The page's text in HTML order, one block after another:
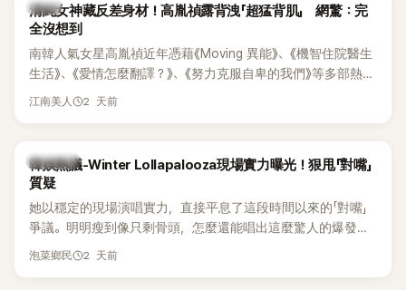
韓星
清純女神藏反差身材！高胤禎露背洩「超猛背肌」 網驚：完
全沒想到
南韓人氣女星高胤禎近年憑藉《Moving 異能》、《機智住院醫生
生活》、《愛情怎麼翻譯？》、《努力克服自卑的我們》等多部熱門
作品，躍升為韓劇新一代女神代表，不僅演技備受肯定，精緻
細身材下的超狂背肌與肩膀線條，反差感十足，讓不少網友看
傻直呼：「原來她身材這麼猛！」
江南美人 2 天前
熱議討論
韓娛熱議-Winter Lollapalooza現場實力曝光！狠甩「對嘴」
質疑
她以穩定的現場演唱實力，直接平息了這段時間以來的「對嘴」
爭議。明明瘦到像只剩骨頭，怎麼還能唱出這麼驚人的爆發力
和音量？
泡菜鄉民 2 天前